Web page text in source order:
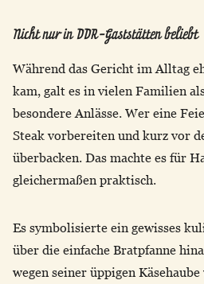
Nicht nur in DDR-Gaststätten beliebt
Während das Gericht im Alltag
kam, galt es in vielen Familien
besondere Anlässe. Wer eine
Steak vorbereiten und kurz vor
überbacken. Das machte es für
gleichermaßen praktisch.
Es symbolisierte ein gewisses
über die einfache Bratpfanne
wegen seiner üppigen